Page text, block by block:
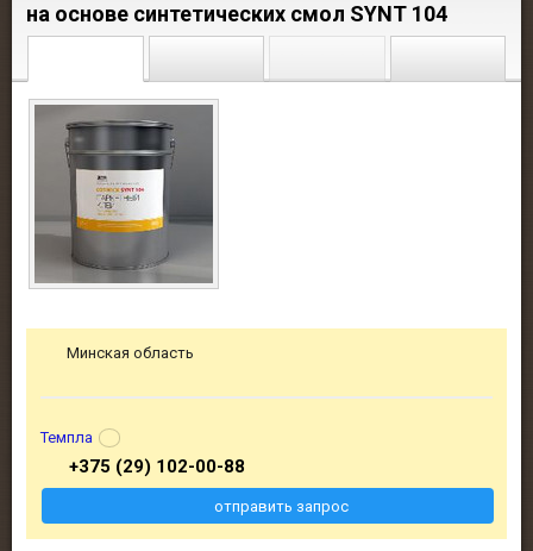
на основе синтетических смол SYNT 104
Минская область
Темпла
+375 (29) 102-00-88
отправить запрос